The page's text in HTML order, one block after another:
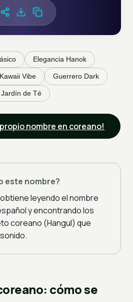
Elegancia Hanok
Kawaii Vibe Guerrero Dark
Jardín de Té
nombre en coreano!
este nombre?
leyendo el nombre
y encontrando los
coreano (Hangul) que
cómo se